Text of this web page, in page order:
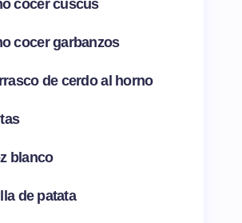
cocer cuscús
cocer garbanzos
de cerdo al horno
blanco
de patata